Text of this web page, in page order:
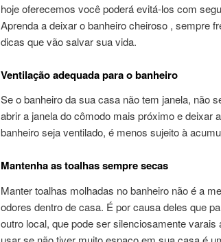
hoje oferecemos você poderá evitá-los com
Aprenda a deixar o banheiro cheiroso , sempre
dicas que vão salvar sua vida.
Ventilação adequada para o banheiro
Se o banheiro da sua casa não tem janela, não
abrir a janela do cômodo mais próximo e deixar
banheiro seja ventilado, é menos sujeito à
Mantenha as toalhas sempre secas
Manter toalhas molhadas no banheiro não é a
odores dentro de casa. É por causa deles que
outro local, que pode ser silenciosamente